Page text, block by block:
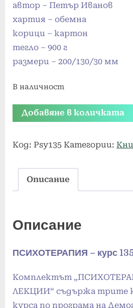
автор – Петър Иванов
хартия – обемна
корици – картон
тегло – 900 г
размери – 200/130/30 мм
В наличност
количество
за
курс
Добавяне в количката
Код: Psy135 Категории:
Описание
Описание
ПСИХОТЕРАПИЯ – курс
Kомплектът
ЛЕКЦИИ“ съдържа трите
курса по програма на